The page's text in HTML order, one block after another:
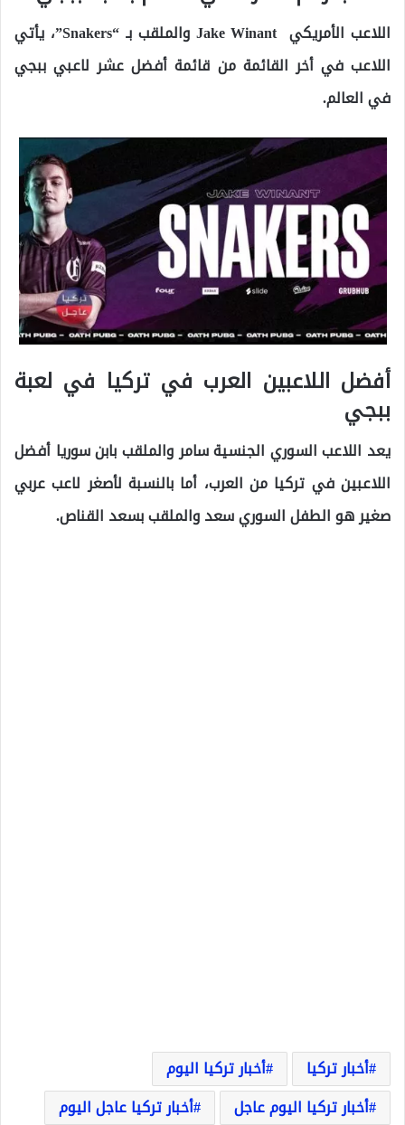
اللاعب الأمريكي Jake Winant والملقب بـ “Snakers”، يأتي
اللاعب في أخر القائمة من قائمة أفضل عشر لاعبي ببجي
في العالم.
أفضل اللاعبين العرب في تركيا في لعبة
ببجي
يعد اللاعب السوري الجنسية سامر والملقب بابن سوريا أفضل
اللاعبين في تركيا من العرب، أما بالنسبة لأصغر لاعب عربي
صغير هو الطفل السوري سعد والملقب بسعد القناص.
أخبار تركيا
أخبار تركيا اليوم
أخبار تركيا اليوم عاجل
أخبار تركيا عاجل اليوم